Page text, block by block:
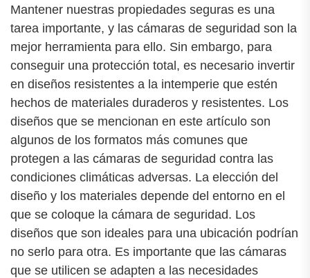
Mantener nuestras propiedades seguras es una
tarea importante, y las cámaras de seguridad son la
mejor herramienta para ello. Sin embargo, para
conseguir una protección total, es necesario invertir
en diseños resistentes a la intemperie que estén
hechos de materiales duraderos y resistentes. Los
diseños que se mencionan en este artículo son
algunos de los formatos más comunes que
protegen a las cámaras de seguridad contra las
condiciones climáticas adversas. La elección del
diseño y los materiales depende del entorno en el
que se coloque la cámara de seguridad. Los
diseños que son ideales para una ubicación podrían
no serlo para otra. Es importante que las cámaras
que se utilicen se adapten a las necesidades